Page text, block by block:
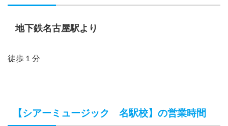
地下鉄名古屋駅より
徒歩１分
【シアーミュージック 名駅校】の営業時間